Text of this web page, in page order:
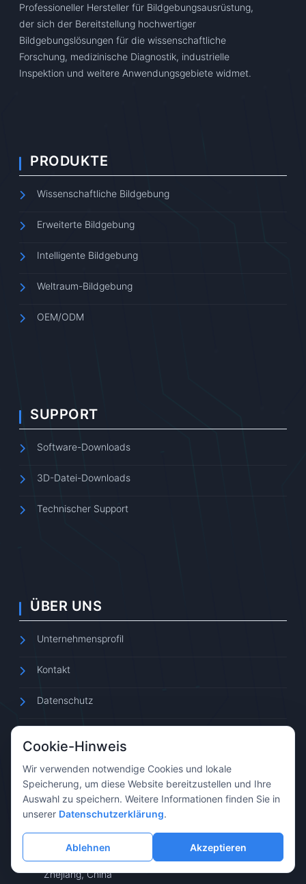
Professioneller Hersteller für Bildgebungsausrüstung,
der sich der Bereitstellung hochwertiger
Bildgebungslösungen für die wissenschaftliche
Forschung, medizinische Diagnostik, industrielle
Inspektion und weitere Anwendungsgebiete widmet.
PRODUKTE
Wissenschaftliche Bildgebung
Erweiterte Bildgebung
Intelligente Bildgebung
Weltraum-Bildgebung
OEM/ODM
SUPPORT
Software-Downloads
3D-Datei-Downloads
Technischer Support
ÜBER UNS
Unternehmensprofil
Kontakt
Datenschutz
KONTAKTINFORMATIONEN
Etagen 13, 14, 15, Gebäude 1, Aoqiang Building, Nr. 6
Xiyuan 5th Road, Xihu District, Hangzhou, Provinz
Zhejiang, China
Cookie-Hinweis
Wir verwenden notwendige Cookies und lokale
Speicherung, um diese Website bereitzustellen und Ihre
Auswahl zu speichern. Weitere Informationen finden Sie in
unserer Datenschutzerklärung.
Ablehnen Akzeptieren